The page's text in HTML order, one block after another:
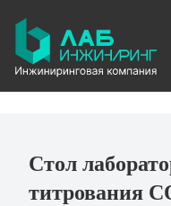
Стол
титрования